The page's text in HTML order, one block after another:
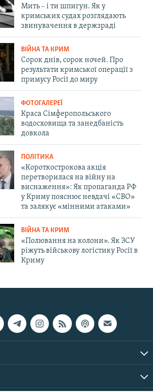
Мить – і ти шпигун. Як у
кримських судах розглядають
звинувачення в держзраді
ВІЙНА ТА КРИМ
Сорок днів, сорок ночей. Про
результати кримської операції з
примусу Росії до миру
ФОТОГАЛЕРЕЇ
Краса Сімферопольського
водосховища та занедбаність
довкола
ПОЛІТИКА
«Короткострокова акція
перетворилася на війну на
виснаження»: Як пропаганда РФ
у Криму пояснює невдачі «СВО»
та залякує «мінними атаками»
ВІЙНА ТА КРИМ
«Полювання на колони». Як ЗСУ
ріжуть військову логістику Росії в
Криму